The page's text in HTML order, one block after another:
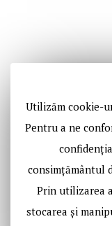
Utilizăm cookie-
Pentru a ne
consimțământul
Prin utilizarea
stocarea și
Copyright